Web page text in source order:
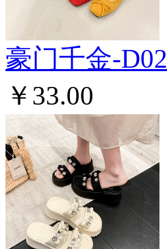
豪门千金-D02
￥33.00